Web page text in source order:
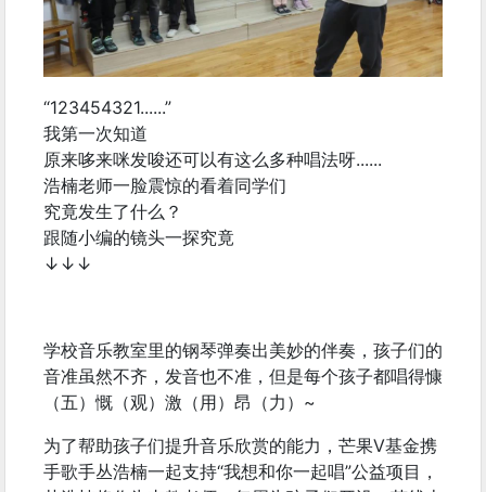
“123454321......”
我第一次知道
原来哆来咪发唆还可以有这么多种唱法呀......
浩楠老师一脸震惊的看着同学们
究竟发生了什么？
跟随小编的镜头一探究竟
↓↓↓
学校音乐教室里的钢琴弹奏出美妙的伴奏，孩子们的
音准虽然不齐，发音也不准，但是每个孩子都唱得慷
（五）慨（观）激（用）昂（力）~
为了帮助孩子们提升音乐欣赏的能力，芒果V基金携
手歌手丛浩楠一起支持“我想和你一起唱”公益项目，